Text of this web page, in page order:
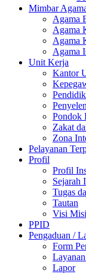
Mimbar
Agama
Agama
Agama
Agama
Unit Kerja
Kantor
Pondok
Zakat
Zona
Pelayanan
Profil
Profil
Sejarah
Tugas
Tautan
Visi Misi
PPID
Pengaduan /
Form
Lapor